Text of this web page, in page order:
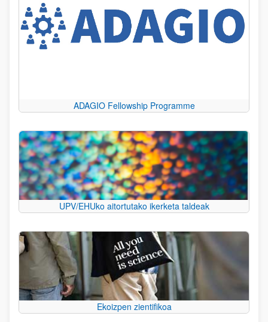
ADAGIO Fellowship Programme
UPV/EHUko aitortutako ikerketa taldeak
Ekoizpen zientifikoa